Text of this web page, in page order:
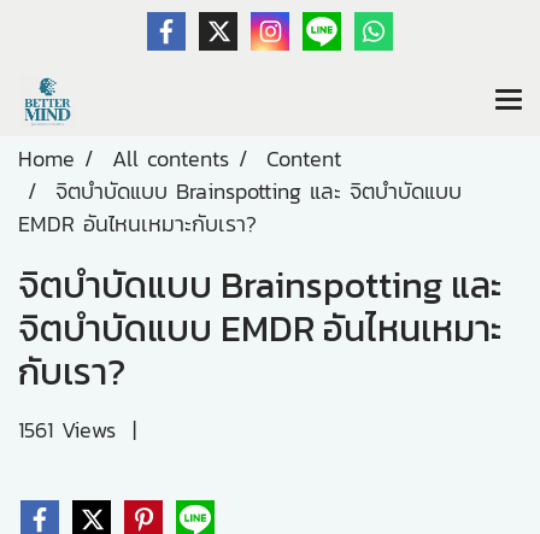
Home All contents
Content
จิตบำบัดแบบ Brainspotting และ จิตบำบัดแบบ
EMDR อันไหนเหมาะกับเรา?
จิตบำบัดแบบ Brainspotting และ
จิตบำบัดแบบ EMDR อันไหนเหมาะ
กับเรา?
1561 Views |